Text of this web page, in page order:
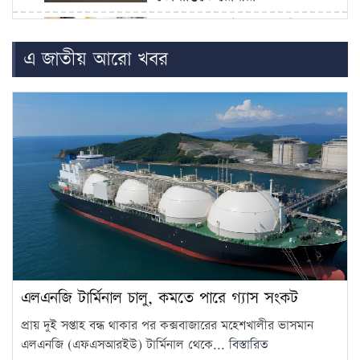
5
মৃত্যু
আওয়ামী লীগের সঙ্গে গণতন্ত্র যায়
না: মির্জা ফখরুল
দরপত্র ছাড়াই ২০০ ইলেকট্রিক বাস
কিনছে সরকার
সকালেই সড়ক দুর্ঘটনায় দুই জেলায়
প্রাণ গেল ১৬ জনের
9
বাংলাদেশের রাস্তা মেরামতের ট্রাক
আটকে দিল বিএসএফ, ভোগান্তিতে
এলাকাবাসী
এ জাতীয় আরো খবর
এলএনজি টার্মিনাল চালু, কমতে পারে গ্যাস সংকট
প্রায় দুই সপ্তাহ বন্ধ থাকার পর কক্সবাজারের মহেশখালীর ভাসমান
এলএনজি (এফএসআরইউ) টার্মিনাল থেকে...বিস্তারিত